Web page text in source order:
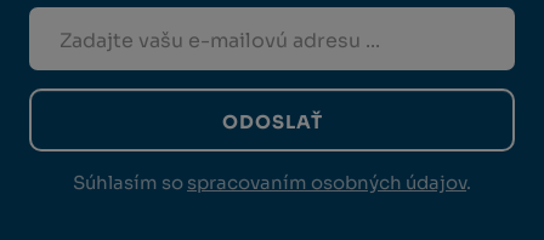
ODOSLAŤ
Súhlasím so spracovaním osobných údajov.